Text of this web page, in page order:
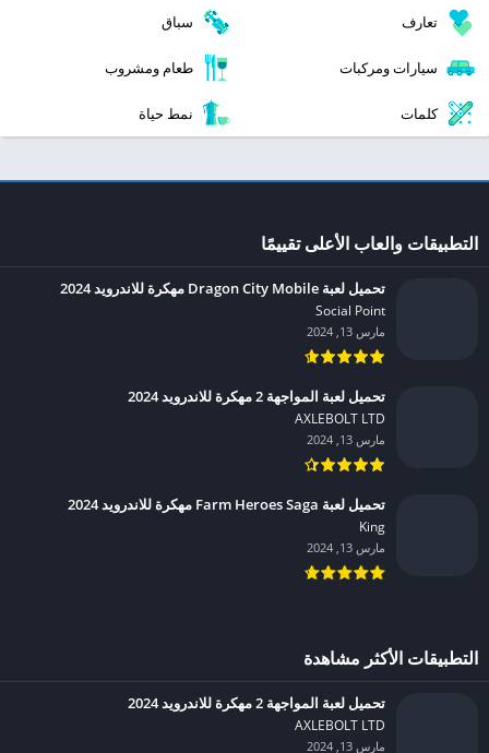
تعارف سباق
سيارات ومركبات طعام ومشروب
كلمات نمط حياة
التطبيقات والعاب الأعلى تقييمًا
تحميل لعبة Dragon City Mobile مهكرة للاندرويد 2024
Social Point‏
مارس 13, 2024
تحميل لعبة المواجهة 2 مهكرة للاندرويد 2024
AXLEBOLT LTD‏
مارس 13, 2024
تحميل لعبة Farm Heroes Saga مهكرة للاندرويد 2024
King‏
مارس 13, 2024
التطبيقات الأكثر مشاهدة
تحميل لعبة المواجهة 2 مهكرة للاندرويد 2024
AXLEBOLT LTD‏
مارس 13, 2024